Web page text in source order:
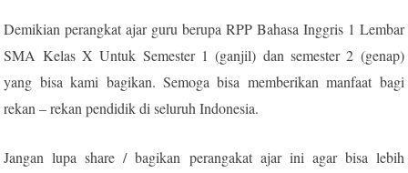
Demikian perangkat ajar guru berupa RPP Bahasa Inggris 1 Lembar
SMA Kelas X Untuk Semester 1 (ganjil) dan semester 2 (genap)
yang bisa kami bagikan. Semoga bisa memberikan manfaat bagi
rekan – rekan pendidik di seluruh Indonesia.
Jangan lupa share / bagikan perangakat ajar ini agar bisa lebih